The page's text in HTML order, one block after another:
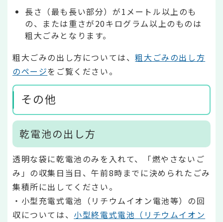
長さ（最も長い部分）が1メートル以上のも
の、または重さが20キログラム以上のものは
粗大ごみとなります。
粗大ごみの出し方については、粗大ごみの出し方
のページをご覧ください。
その他
乾電池の出し方
透明な袋に乾電池のみを入れて、「燃やさないご
み」の収集日当日、午前8時までに決められたごみ
集積所に出してください。
・小型充電式電池（リチウムイオン電池等）の回
収については、 小型終電式電池（リチウムイオン